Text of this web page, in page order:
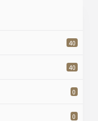
40
40
0
0